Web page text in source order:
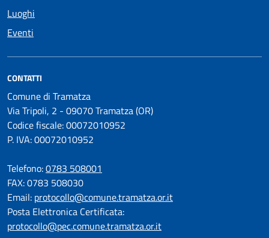
Luoghi
Eventi
CONTATTI
Comune di Tramatza
Via Tripoli, 2 - 09070 Tramatza (OR)
Codice fiscale: 00072010952
P. IVA: 00072010952
Telefono:0783 508001
FAX: 0783 508030
Email: protocollo@comune.tramatza.or.it
Posta Elettronica Certificata:
protocollo@pec.comune.tramatza.or.it